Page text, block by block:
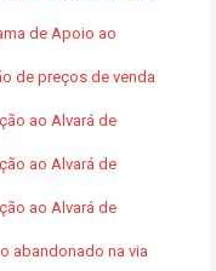
de Apoio ao
de preços de venda
ao Alvará de
ao Alvará de
ao Alvará de
abandonado na via